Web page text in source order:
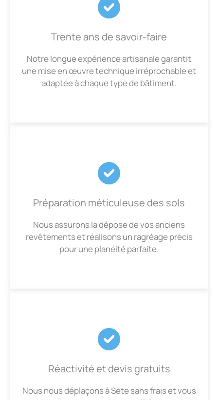
Trente ans de savoir-faire
Notre longue expérience artisanale garantit
une mise en œuvre technique irréprochable et
adaptée à chaque type de bâtiment.
Préparation méticuleuse des sols
Nous assurons la dépose de vos anciens
revêtements et réalisons un ragréage précis
pour une planéité parfaite.
Réactivité et devis gratuits
Nous nous déplaçons à Sète sans frais et vous